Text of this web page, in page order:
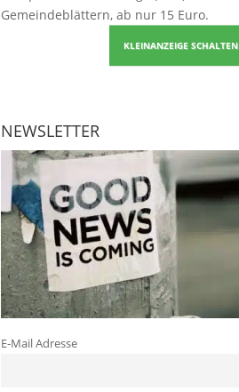
Gemeindeblättern, ab nur 15 Euro.
KLEINANZEIGE SCHALTEN
NEWSLETTER
E-Mail Adresse